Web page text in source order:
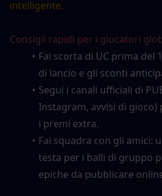
intelligente.
Consigli rapidi per i giocatori
Fai scorta di UC prima del
di lancio e gli sconti
Segui i canali ufficiali di
Instagram, avvisi di gioco)
i premi extra.
Fai squadra con gli amici:
testa per i balli di gruppo
epiche da pubblicare